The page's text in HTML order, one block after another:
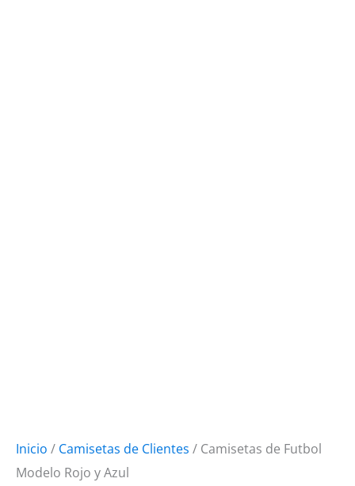
Inicio / Camisetas de Clientes / Camisetas de Futbol
Modelo Rojo y Azul